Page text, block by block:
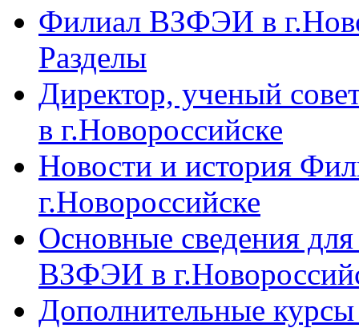
Филиал ВЗФЭИ в
Разделы
Директор, ученый
в г.Новороссийске
Новости и история
г.Новороссийске
Основные сведения
ВЗФЭИ в
Дополнительные